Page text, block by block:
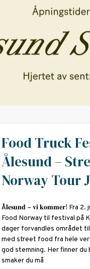
Food Truck
Ålesund –
Norway Tour
Å𝐥𝐞𝐬𝐮𝐧𝐝 – 𝐯𝐢 𝐤𝐨𝐦𝐦𝐞𝐫! Fra
Food Norway til festival på
dager forvandles området
med street food fra hele
god stemning. Her finner du
smaker du må